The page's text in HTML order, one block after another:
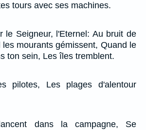
tours avec ses machines.
le Seigneur, l'Eternel: Au bruit de
mourants gémissent, Quand le
ton sein, Les îles tremblent.
pilotes, Les plages d'alentour
dans la campagne, Se